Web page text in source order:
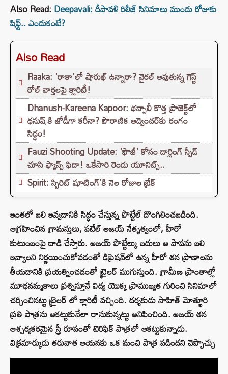
Also Read: Deepavali: దీపావళి రిలీజ్ సినిమాలు ముందు రోజుకు
షిఫ్ట్.. ఎందుకంటే?
Also Read
Raaka: 'రాకా'లో షారుఖ్ ఉన్నారా? వైరల్ అవుతున్న గెస్ట్
రోల్ వార్తలపై క్లారిటీ!
Dhanush-Kareena Kapoor: భన్సాలీ కొత్త ప్రాజెక్ట్‌లో
ధనుష్ కి జోడీగా కరీనా? పౌరాణిక అడ్వెంచర్‌కు రంగం
సిద్ధం!
Fauzi Shooting Update: 'ఫౌజీ' కోసం డార్లింగ్ స్పీడ్
చూసి ఫ్యాన్స్ ఫిదా! ఒకేసారి రెండు యూనిట్స్..
Spirit: స్పిరిట్ షూటింగ్'కి నెల రోజుల బ్రేక్
ఇంతలో బలి ఇవ్వడానికి సిద్ధం చేస్తున్న పొట్టేల్ దొంగిలించబడింది.
ఆగ్రహించిన గ్రామస్తులు, పటేల్ అజయ్ నేతృత్వంలో, హీరో
కుటుంబంపై దాడి చేస్తారు. అజయ్ పొట్టేల్కు బదులు ఆ పాపను బలి
ఇవ్వాలని నిర్ణయించుకోవడంతో డిప్రెషన్‌లో ఉన్న హీరో తన ప్రాణాలను
తీయడానికి ప్రయత్నించడంతో ట్రైలర్ ముగుస్తుంది. గ్రామీణ ప్రాంతాల్లో
మూఢనమ్మకాలు ప్రశ్నిస్తూనే విద్య యొక్క ప్రాముఖ్యత గురించి సినిమాలో
చర్చించినట్టు ట్రైలర్ లో క్లారిటీ వచ్చింది. దర్శకుడు సాహిత్ మోత్ఖూరి
ప్రతి పాత్రను ఆకట్టుకునేలా రాసుకున్నట్టు అనిపించింది. అజయ్ తన
ఆశ్చర్యకరమైన స్త్రీ రూపంతో టెరిఫిక్ పాత్రలో ఆకట్టుకున్నాడు.
విక్రమార్కుడు తరువాత ఆయనకు ఒక మంచి పాత్ర పడిందని చెప్పొచ్చు